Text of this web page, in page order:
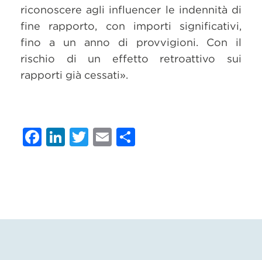
riconoscere agli influencer le indennità di
fine rapporto, con importi significativi,
fino a un anno di provvigioni. Con il
rischio di un effetto retroattivo sui
rapporti già cessati».
Facebook
LinkedIn
Twitter
Email